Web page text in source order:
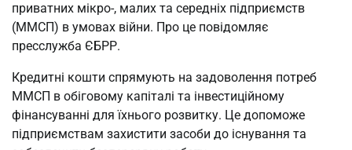
приватних мікро-, малих та середніх підприємств
(ММСП) в умовах війни. Про це повідомляє
пресслужба ЄБРР.
Кредитні кошти спрямують на задоволення потреб
ММСП в обіговому капіталі та інвестиційному
фінансуванні для їхнього розвитку. Це допоможе
підприємствам захистити засоби до існування та